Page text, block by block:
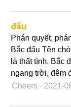
đẩu
Phán quyết,
Bắc đẩu Tên
là thất tình. Bắc
ngang trời, đêm
Cheers - 2021-